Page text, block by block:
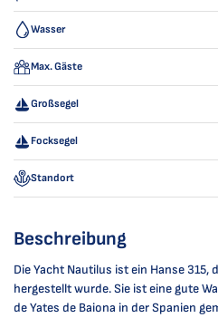
Wasser
Max. Gäste
Großsegel
Focksegel
Standort
Beschreibung
Die Yacht Nautilus ist ein Hanse 315,
hergestellt wurde. Sie ist eine gute
de Yates de Baiona in der Spanien